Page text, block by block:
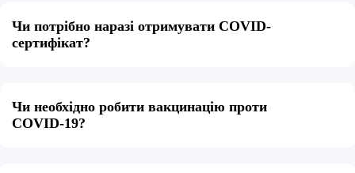
Чи потрібно наразі отримувати COVID-
сертифікат?
Чи необхідно робити вакцинацію проти
COVID-19?